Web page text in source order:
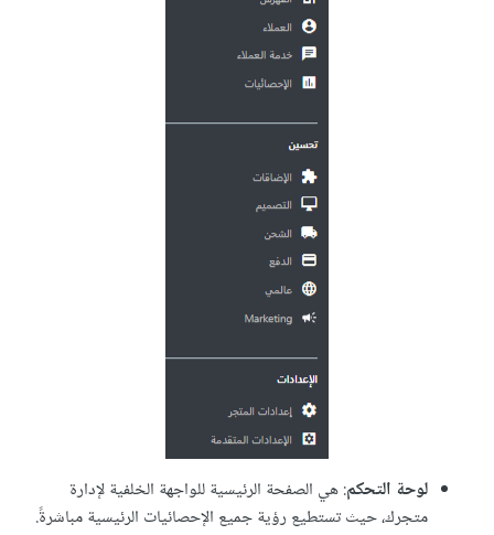
لوحة التحكم: هي الصفحة الرئيسية للواجهة الخلفية لإدارة
متجرك، حيث تستطيع رؤية جميع الإحصائيات الرئيسية مباشرةً.